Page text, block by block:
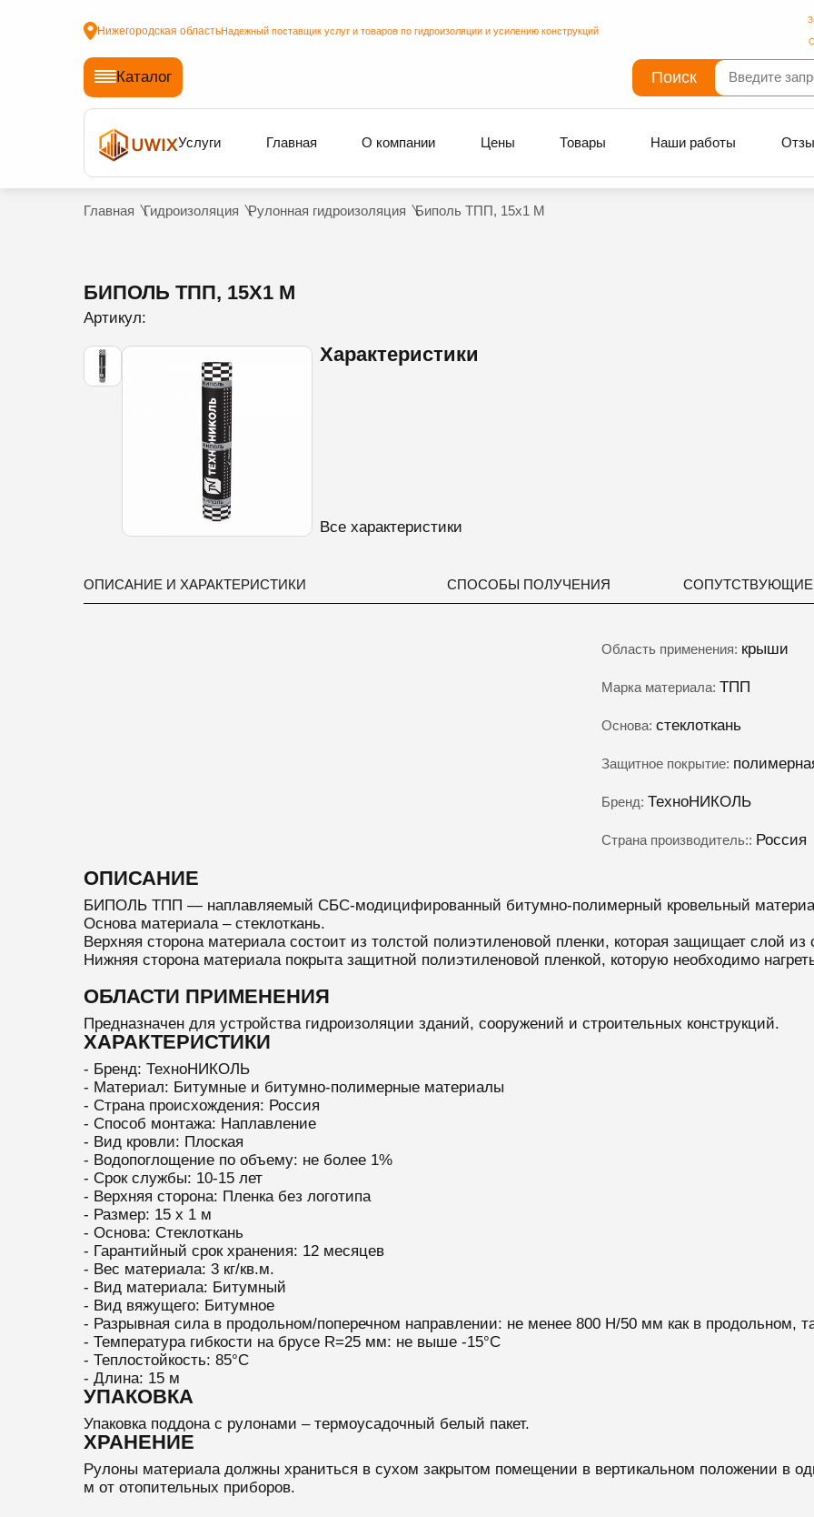
Нижегородская областьНадежный поставщик услуг и товаров по гидроизоляции и усилению конструкций
Каталог Поиск
Услуги Главная О компании Цены Товары Наши работы
Главная Гидроизоляция Рулонная гидроизоляция Биполь ТПП, 15х1 М
БИПОЛЬ ТПП, 15Х1 М
Артикул:
Характеристики
Все характеристики
ОПИСАНИЕ И ХАРАКТЕРИСТИКИ СПОСОБЫ ПОЛУЧЕНИЯ СОПУТСТВУЮЩИЕ
Область применения: крыши
Марка материала: ТПП
Основа: стеклоткань
Защитное покрытие:
Бренд: ТехноНИКОЛЬ
Страна производитель:: Россия
ОПИСАНИЕ
БИПОЛЬ ТПП — наплавляемый СБС-модицифированный битумно-полимерный кровельный
Основа материала – стеклоткань.
Верхняя сторона материала состоит из толстой полиэтиленовой пленки, которая защищает слой из
Нижняя сторона материала покрыта защитной полиэтиленовой пленкой, которую необходимо
ОБЛАСТИ ПРИМЕНЕНИЯ
Предназначен для устройства гидроизоляции зданий, сооружений и строительных конструкций.
ХАРАКТЕРИСТИКИ
- Бренд: ТехноНИКОЛЬ
- Материал: Битумные и битумно-полимерные материалы
- Страна происхождения: Россия
- Способ монтажа: Наплавление
- Вид кровли: Плоская
- Водопоглощение по объему: не более 1%
- Срок службы: 10-15 лет
- Верхняя сторона: Пленка без логотипа
- Размер: 15 х 1 м
- Основа: Стеклоткань
- Гарантийный срок хранения: 12 месяцев
- Вес материала: 3 кг/кв.м.
- Вид материала: Битумный
- Вид вяжущего: Битумное
- Разрывная сила в продольном/поперечном направлении: не менее 800 Н/50 мм как в продольном,
- Температура гибкости на брусе R=25 мм: не выше -15°C
- Теплостойкость: 85°C
- Длина: 15 м
УПАКОВКА
Упаковка поддона с рулонами – термоусадочный белый пакет.
ХРАНЕНИЕ
Рулоны материала должны храниться в сухом закрытом помещении в вертикальном положении в
м от отопительных приборов.